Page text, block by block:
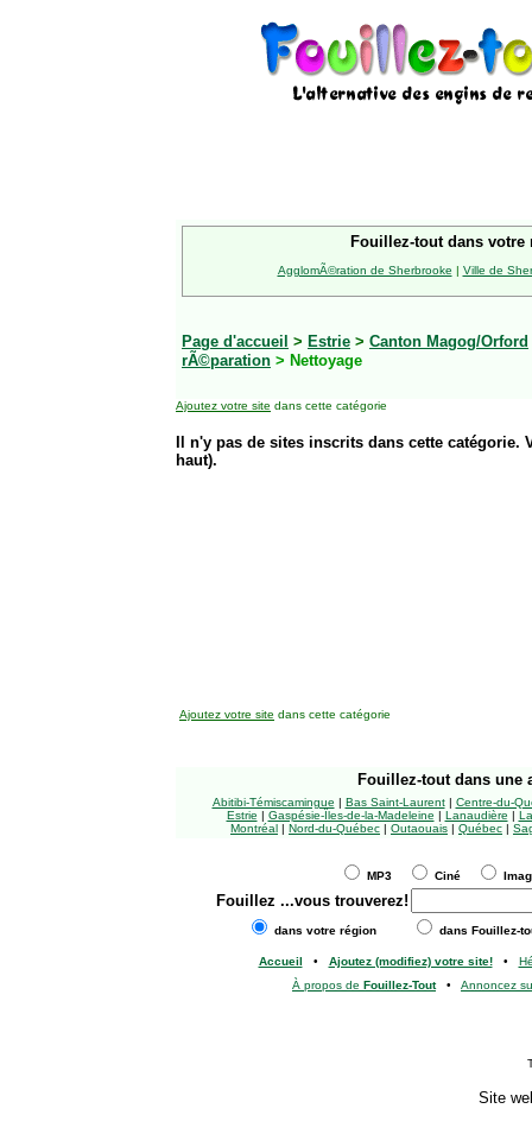
Fouillez-tout dans votre
AgglomÃ©ration de Sherbrooke | Ville de
Page d'accueil > Estrie > Canton Magog/Orford
rÃ©paration > Nettoyage
Ajoutez votre site dans cette catégorie
Il n'y pas de sites inscrits dans cette
haut).
Ajoutez votre site dans cette catégorie
Fouillez-tout dans une
Abitibi-Témiscamingue | Bas Saint-Laurent| Centre-du-
Estrie | Gaspésie-Îles-de-la-Madeleine | Lanaudière |
Montréal | Nord-du-Québec | Outaouais | Québec |
MP3 Ciné
Fouillez ...vous trouverez!
dans votre région dans Fouillez-
Accueil • Ajoutez (modifiez) votre site!•
À propos de Fouillez-Tout• Annoncez
Site